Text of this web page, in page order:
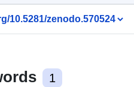
10.5281/zenodo.570524
1